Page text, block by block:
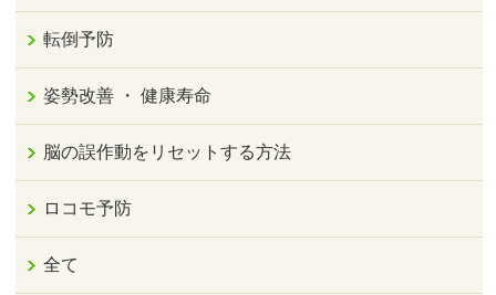
転倒予防
姿勢改善 ・ 健康寿命
脳の誤作動をリセットする方法
ロコモ予防
全て